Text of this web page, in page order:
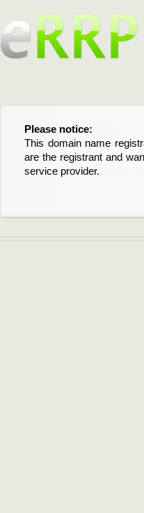
Please notice:
This domain name
are the registrant and
service provider.
Bitte beachten Sie:
Diese
Domain stehen an.
verlängern möchten,